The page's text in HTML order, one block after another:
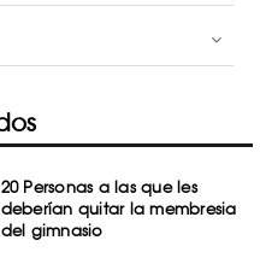
20 Personas a las que les
deberían quitar la membresia
del gimnasio